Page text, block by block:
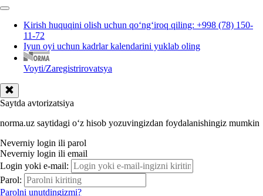
Kirish huquqini olish uchun qoʻngʻiroq qiling: +998 (78) 150-
11-72
Iyun oyi uchun kadrlar kalendarini yuklab oling
Voyti/Zaregistrirovatsya
Saytda avtorizatsiya
norma.uz saytidagi oʻz hisob yozuvingizdan foydalanishingiz mumkin
Neverniy login ili parol
Neverniy login ili email
Login yoki e-mail:
Parol:
Parolni unutdingizmi?